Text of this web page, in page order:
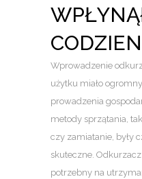
Wprowadzenie
użytku miało
prowadzenia
metody sprzątania,
czy zamiatanie, były
skuteczne.
potrzebny na